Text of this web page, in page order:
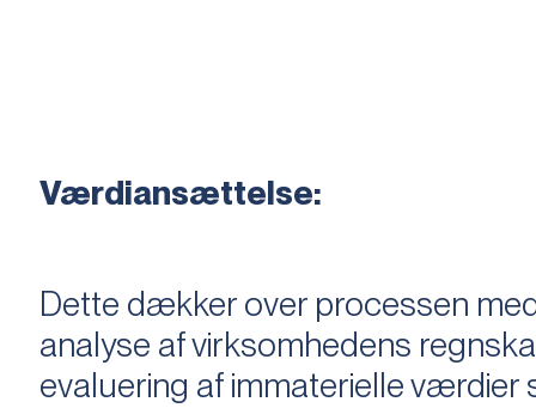
Værdiansættelse:
Dette dækker over processen
analyse af virksomhedens
evaluering af immaterielle